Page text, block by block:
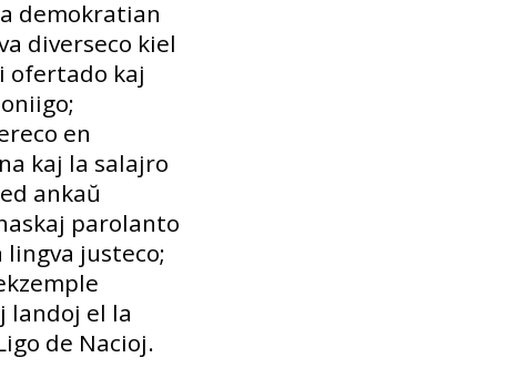
demokratian
diverseco kiel
ofertado kaj
en
kaj la salajro
ankaŭ
parolanto
justeco;
landoj el la
de Nacioj.